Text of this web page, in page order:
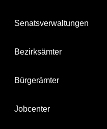
Senatsverwaltungen
Bezirksämter
Bürgerämter
Jobcenter